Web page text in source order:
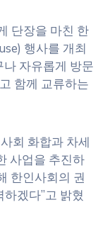
단장을 마친 한
행사를 개최
자유롭게 방문
함께 교류하는
회 화합과 차세
사업을 추진하
한인사회의 권
겠다”고 밝혔